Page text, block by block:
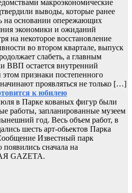
макроэкономические
выводы, которые ранее
на основании опережающих
экономики и ожиданий
на некоторое восстановление
во втором квартале, выпуск
слабеть, а главным
ВВП остается внутренний
признаки постепенного
проявляться не только […]
к юбилею
в Парке кованых фигур были
работы, запланированные музеем
год. Весь объем работ, в
шесть арт-обьектов Парка
Известный парк
сначала на
GAZЕТА.